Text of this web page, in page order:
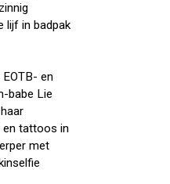
lijf in badpak
en
babe Lie
en tattoos in
met